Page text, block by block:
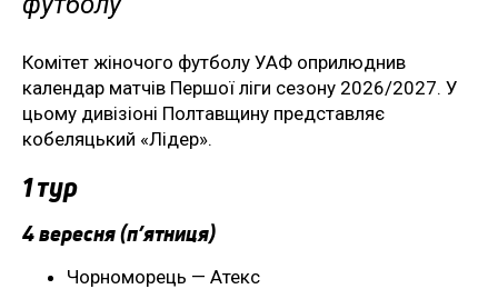
Комітет жіночого футболу УАФ оприлюднив
календар матчів Першої ліги сезону 2026/2027. У
цьому дивізіоні Полтавщину представляє
кобеляцький «Лідер».
1 тур
4 вересня (п’ятниця)
Чорноморець — Атекс